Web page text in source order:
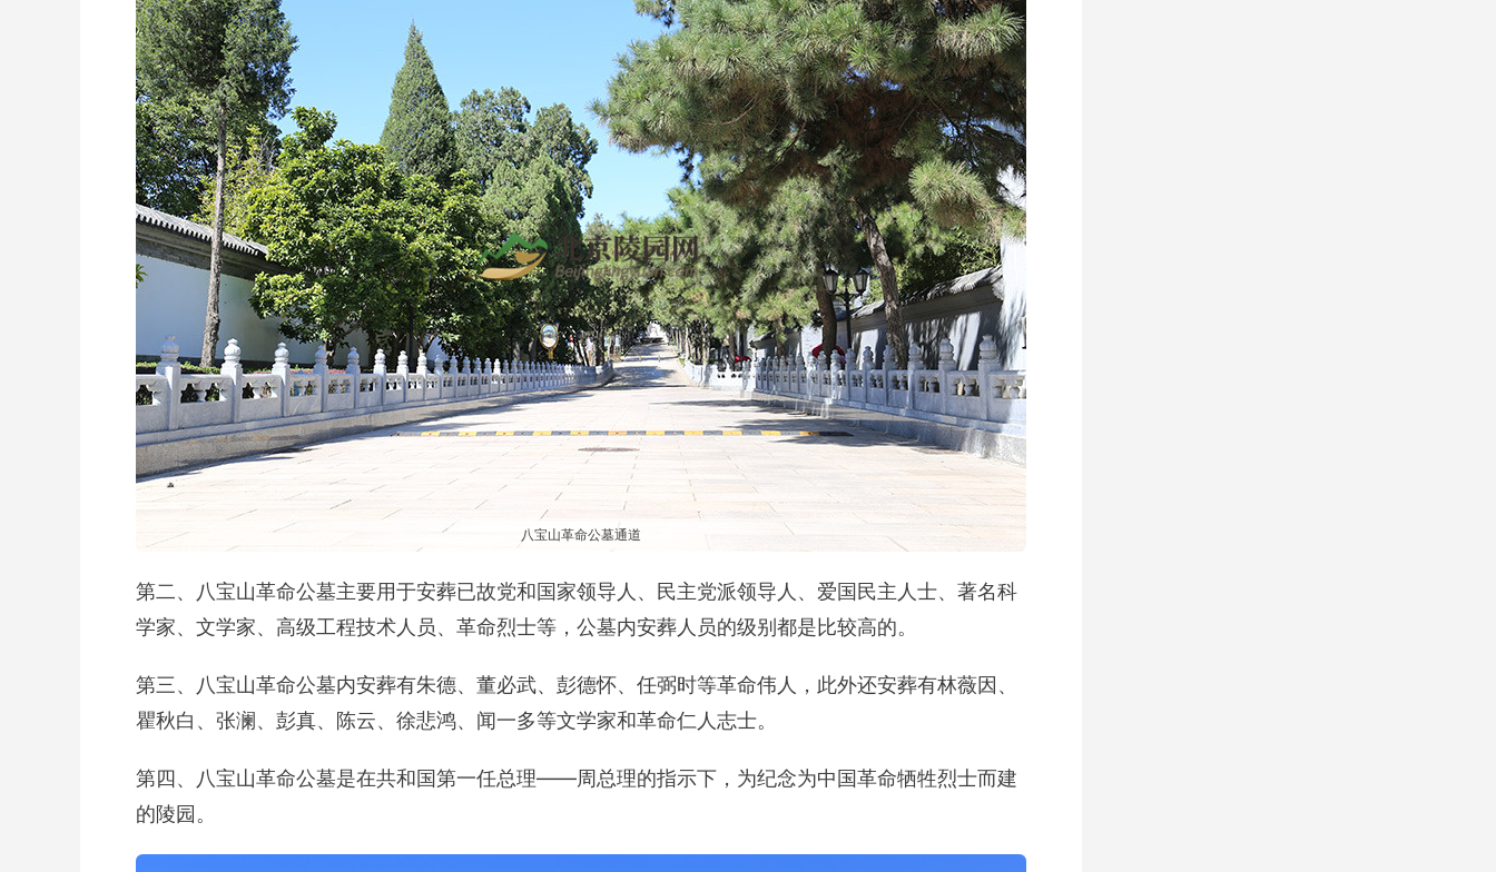
八宝山革命公墓通道
第二、八宝山革命公墓主要用于安葬已故党和国家领导人、民主党派领导人、爱国民主人士、著名科
学家、文学家、高级工程技术人员、革命烈士等，公墓内安葬人员的级别都是比较高的。
第三、八宝山革命公墓内安葬有朱德、董必武、彭德怀、任弼时等革命伟人，此外还安葬有林薇因、
瞿秋白、张澜、彭真、陈云、徐悲鸿、闻一多等文学家和革命仁人志士。
第四、八宝山革命公墓是在共和国第一任总理——周总理的指示下，为纪念为中国革命牺牲烈士而建
的陵园。